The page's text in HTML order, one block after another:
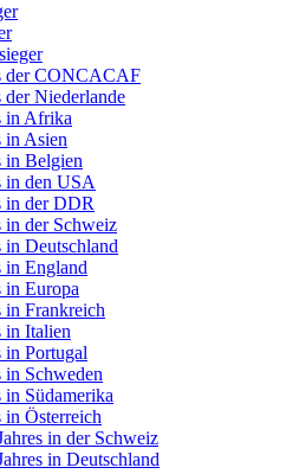
der CONCACAF
der Niederlande
in Afrika
in Asien
in Belgien
in den USA
in der DDR
in der Schweiz
in Deutschland
in England
in Europa
in Frankreich
in Italien
in Portugal
in Schweden
in Südamerika
in Österreich
in der Schweiz
in Deutschland